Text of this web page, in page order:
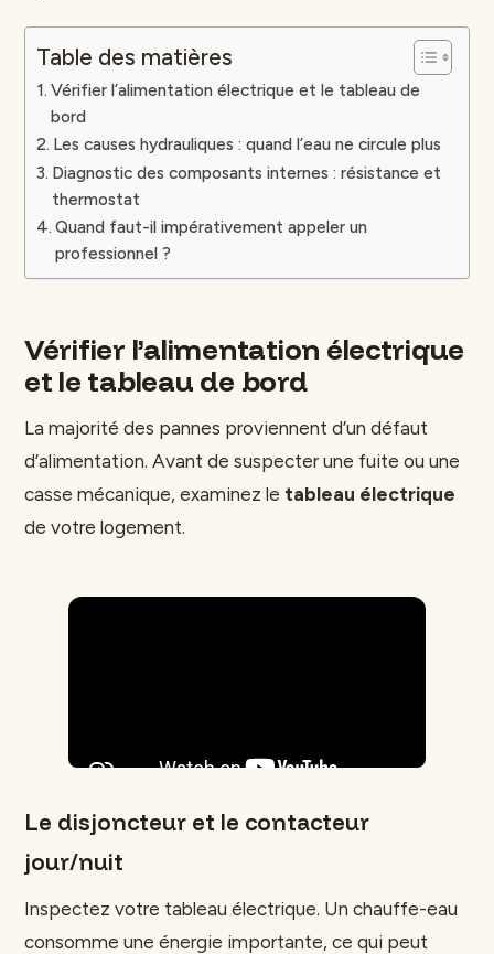
Table des matières
Vérifier l’alimentation électrique et le tableau de
bord
Les causes hydrauliques : quand l’eau ne circule plus
Diagnostic des composants internes : résistance et
thermostat
Quand faut-il impérativement appeler un
professionnel ?
Vérifier l’alimentation électrique
et le tableau de bord
La majorité des pannes proviennent d’un défaut
d’alimentation. Avant de suspecter une fuite ou une
casse mécanique, examinez le tableau électrique
de votre logement.
Le disjoncteur et le contacteur
jour/nuit
Inspectez votre tableau électrique. Un chauffe-eau
consomme une énergie importante, ce qui peut